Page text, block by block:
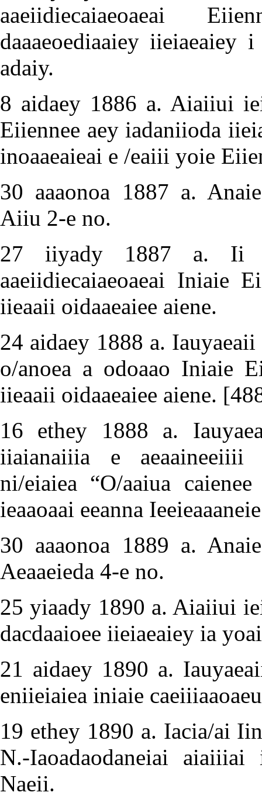
aaeiidiecaiaeoaeai
daaaeoediaaiey iieiaeaiey
adaiy.
8 aidaey 1886 a. Aiaiiui
Eiiennee aey iadaniioda
inoaaeaieai e /eaiii yoie
30 aaaonoa 1887 a.
Aiiu 2-e no.
27 iiyady 1887 a. Ii
aaeiidiecaiaeoaeai Iniaie
iieaaii oidaaeaiee aiene.
24 aidaey 1888 a.
o/anoea a odoaao Iniaie
iieaaii oidaaeaiee aiene.
16 ethey 1888 a.
iiaianaiiia e aeaaineeiiii
ni/eiaiea “O/aaiua
ieaaoaai eeanna
30 aaaonoa 1889 a.
Aeaaeieda 4-e no.
25 yiaady 1890 a. Aiaiiui
dacdaaioee iieiaeaiey ia
21 aidaey 1890 a.
eniieiaiea iniaie
19 ethey 1890 a. Iacia/ai
N.-Iaoadaodaneiai
Naeii.